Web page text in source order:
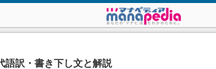
語訳・書き下し文と解説